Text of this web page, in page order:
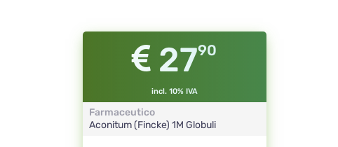
2790
incl. 10% IVA
Farmaceutico
Aconitum (Fincke) 1M Globuli